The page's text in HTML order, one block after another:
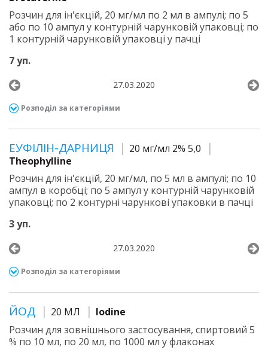
Розчин для ін'єкцій, 20 мг/мл по 2 мл в ампулі; по 5
або по 10 ампул у контурній чарунковій упаковці; по
1 контурній чарунковій упаковці у пачці
7 уп.
27.03.2020
Розподіл за категоріями
ЕУФІЛІН-ДАРНИЦЯ
20 мг/мл 2% 5,0
Theophylline
Розчин для ін'єкцій, 20 мг/мл, по 5 мл в ампулі; по 10
ампул в коробці; по 5 ампул у контурній чарунковій
упаковці; по 2 контурні чарункові упаковки в пачці
3 уп.
27.03.2020
Розподіл за категоріями
ЙОД 20 МЛ
Iodine
Розчин для зовнішнього застосування, спиртовий 5
% по 10 мл, по 20 мл, по 1000 мл у флаконах